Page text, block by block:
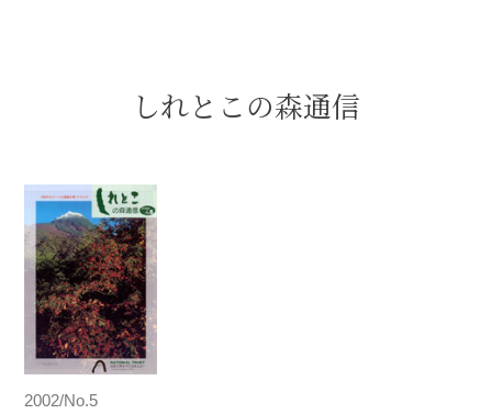
しれとこの森通信
2002/No.5